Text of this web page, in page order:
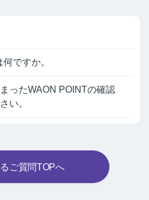
ですか。
ったWAON POINTの確認
い。
ご質問TOPへ